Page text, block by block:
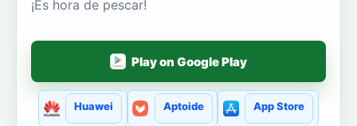
¡Es hora de pescar!
Play on Google Play
Huawei Aptoide App Store